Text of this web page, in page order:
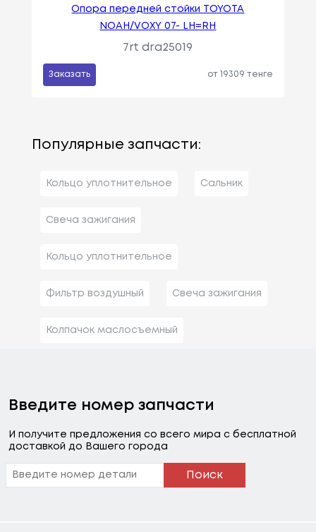
Опора передней стойки TOYOTA
NOAH/VOXY 07- LH=RH
7rt dra25019
Заказать от 19309 тенге
Популярные запчасти:
Кольцо уплотнительное Сальник
Свеча зажигания
Кольцо уплотнительное
Фильтр воздушный Свеча зажигания
Колпачок маслосъемный
Введите номер запчасти
И получите предложения со всего мира с бесплатной
доставкой до Вашего города
Поиск